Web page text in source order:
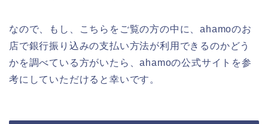
なので、もし、こちらをご覧の方の中に、ahamoのお
店で銀行振り込みの支払い方法が利用できるのかどう
かを調べている方がいたら、ahamoの公式サイトを参
考にしていただけると幸いです。